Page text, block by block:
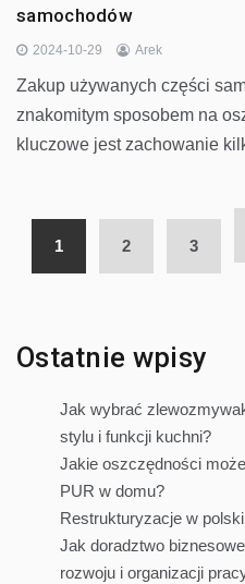
samochodów
2024-10-29 Arek
Zakup używanych części
znakomitym sposobem na
kluczowe jest zachowanie
1 2 3
Ostatnie wpisy
Jak wybrać
stylu i funkcji kuchni?
Jakie oszczędności
PUR w domu?
Restrukturyzacje w
Jak doradztwo
rozwoju i organizacji